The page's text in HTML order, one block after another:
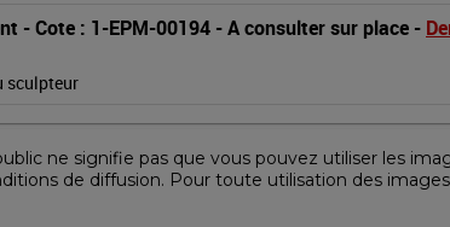
- Cote : 1-EPM-00194 - A consulter sur place -
sculpteur
ne signifie pas que vous pouvez utiliser les
de diffusion. Pour toute utilisation des